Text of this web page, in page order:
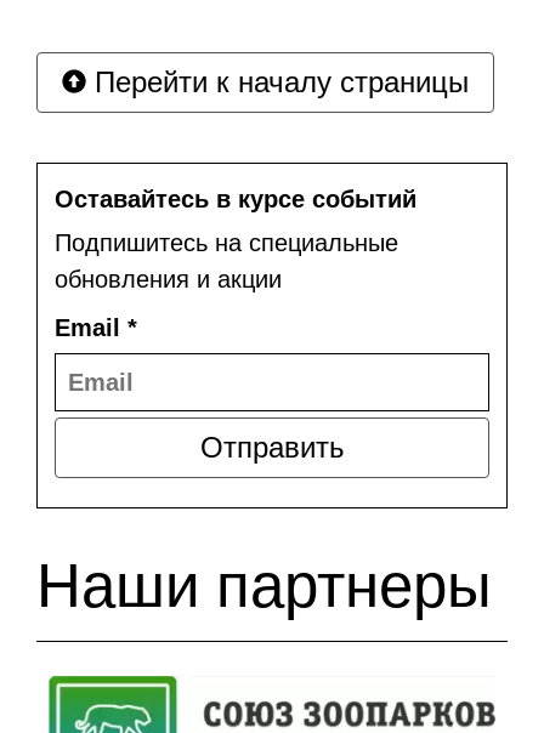
Перейти к началу страницы
Оставайтесь в курсе событий
Подпишитесь на специальные
обновления и акции
Email *
Отправить
Наши партнеры